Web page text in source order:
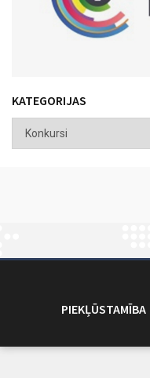
KATEGORIJAS
PIEKĻŪSTAMĪBA